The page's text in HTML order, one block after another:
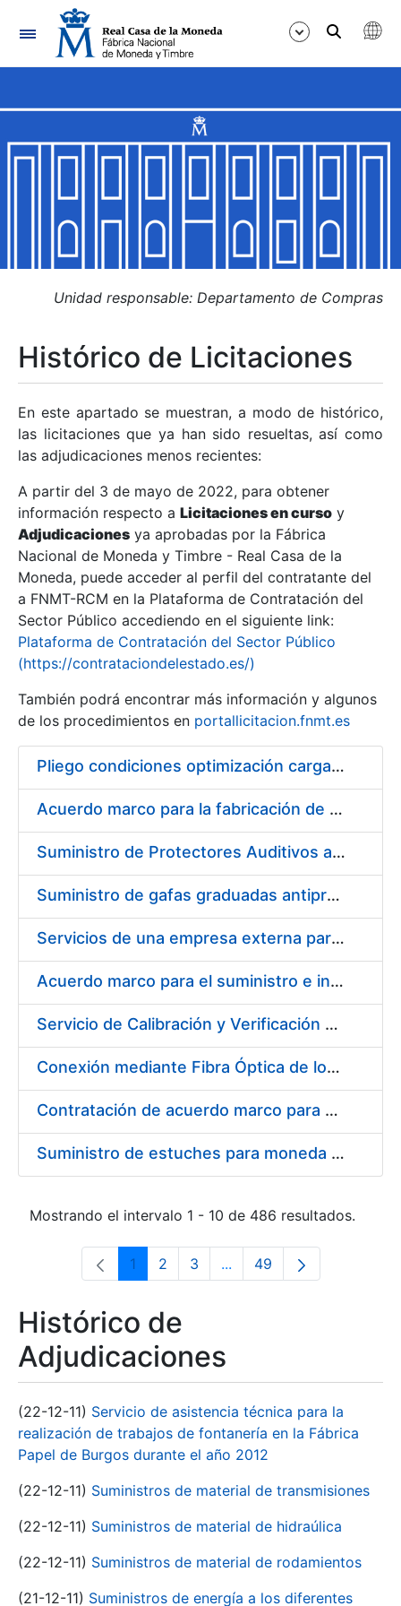
Navegación
Mostrar/Ocultar
Mostrar/Ocultar
Mostrar/Ocultar
Mostrar/Ocultar
Mostrar/Ocultar
Mostrar/Ocultar
Unidad responsable: Departamento de Compras
Histórico de Licitaciones
En este apartado se muestran, a modo de histórico,
las licitaciones que ya han sido resueltas, así como
las adjudicaciones menos recientes:
A partir del 3 de mayo de 2022, para obtener
información respecto a Licitaciones en curso y
Adjudicaciones ya aprobadas por la Fábrica
Nacional de Moneda y Timbre - Real Casa de la
Moneda, puede acceder al perfil del contratante del
a FNMT-RCM en la Plataforma de Contratación del
Sector Público accediendo en el siguiente link:
Plataforma de Contratación del Sector Público
(https://contrataciondelestado.es/)
También podrá encontrar más información y algunos
de los procedimientos en portallicitacion.fnmt.es
Pliego condiciones optimización cargas compras firmado
Acuerdo marco para la fabricación de piezas
Suministro de Protectores Auditivos a medida para las personas trabajadoras de los Centros de Trabajo de Madrid y Burgos
Suministro de gafas graduadas antiproyecciones para los trabajadores de la FNMT-RCM en los centros de trabajo de Madrid y Burgos
Servicios de una empresa externa para el asesoramiento y resolución de los recursos de alzada que se presentan relacionados con procesos de selección para la FNMT-RCM
Acuerdo marco para el suministro e instalación de persianas, estores y otros complementos
Servicio de Calibración y Verificación Externa de los Equipos de Medición del Servicio de Prevención de la FNMT-RCM
Conexión mediante Fibra Óptica de los Centros de Proceso de Datos (CPDs) de las sedes de la FNMT-RCM de Burgos y Madrid
Contratación de acuerdo marco para el Suministro de Material de Electricidad para la Fábrica Nacional de Moneda y Timbre-Real Casa de la Moneda en su centro de trabajo de Burgos
Suministro de estuches para moneda de 30 €
Mostrando el intervalo 1 - 10 de 486 resultados.
Página
1 Página
2 Página
3 ...Páginas intermedias Use
Página
49
Histórico de
Adjudicaciones
(22-12-11) Servicio de asistencia técnica para la
realización de trabajos de fontanería en la Fábrica
Papel de Burgos durante el año 2012
(22-12-11) Suministros de material de transmisiones
(22-12-11) Suministros de material de hidraúlica
(22-12-11) Suministros de material de rodamientos
(21-12-11) Suministros de energía a los diferentes